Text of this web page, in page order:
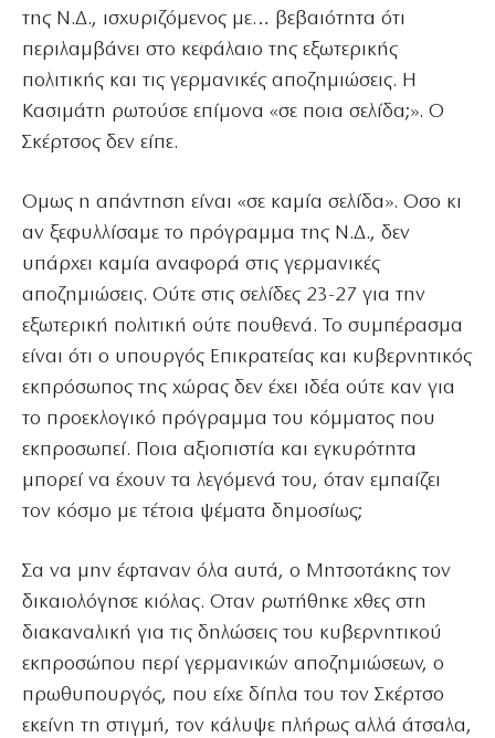
της Ν.Δ., ισχυριζόμενος με… βεβαιότητα ότι
περιλαμβάνει στο κεφάλαιο της εξωτερικής
πολιτικής και τις γερμανικές αποζημιώσεις. Η
Κασιμάτη ρωτούσε επίμονα «σε ποια σελίδα;». Ο
Σκέρτσος δεν είπε.
Ομως η απάντηση είναι «σε καμία σελίδα». Οσο κι
αν ξεφυλλίσαμε το πρόγραμμα της Ν.Δ., δεν
υπάρχει καμία αναφορά στις γερμανικές
αποζημιώσεις. Ούτε στις σελίδες 23-27 για την
εξωτερική πολιτική ούτε πουθενά. Το συμπέρασμα
είναι ότι ο υπουργός Επικρατείας και κυβερνητικός
εκπρόσωπος της χώρας δεν έχει ιδέα ούτε καν για
το προεκλογικό πρόγραμμα του κόμματος που
εκπροσωπεί. Ποια αξιοπιστία και εγκυρότητα
μπορεί να έχουν τα λεγόμενά του, όταν εμπαίζει
τον κόσμο με τέτοια ψέματα δημοσίως;
Σα να μην έφταναν όλα αυτά, ο Μητσοτάκης τον
δικαιολόγησε κιόλας. Οταν ρωτήθηκε χθες στη
διακαναλική για τις δηλώσεις του κυβερνητικού
εκπροσώπου περί γερμανικών αποζημιώσεων, ο
πρωθυπουργός, που είχε δίπλα του τον Σκέρτσο
εκείνη τη στιγμή, τον κάλυψε πλήρως αλλά άτσαλα,